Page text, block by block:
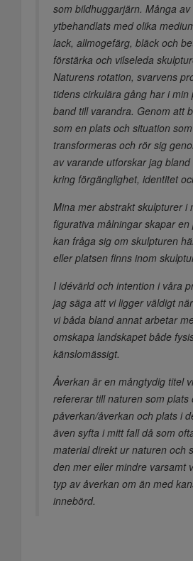
som bildhuggarjärn. Många
ytbehandlats med olika
lack, allmogefärg, bläck och
förstärka och vilseleda
Naturens rotation, svarvens
tidens cirkulära gång har i min
band till varandra. Genom att
som en plats och situation
transformeras och rör sig
av varande utforskar jag
kring förgänglighet, identitet
Mina mer abstrakt skulpturer i
figurativa målningar skapar
kan fråga sig om skulpturen
eller platsen finns inom
I idévärld och intention i våra
jag säga att vi ligger väldigt
vi båda bland annat arbetar
omskapa landskapet både
känslomässigt.
Åverkan är en mångtydig titel
refererar till naturen som plats
påverkan/åverkan och plats i
även syfta i mitt fall då som
material direkt ur naturen och
den mer eller mindre varsamt
typ av åverkan om än med
innebörd.